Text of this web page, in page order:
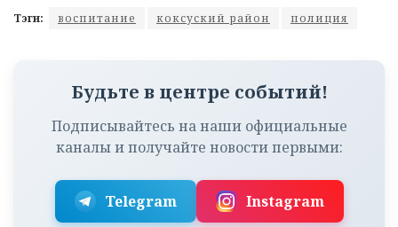
Тэги: воспитание коксуский район полиция
Будьте в центре событий!
Подписывайтесь на наши официальные
каналы и получайте новости первыми:
Telegram Instagram